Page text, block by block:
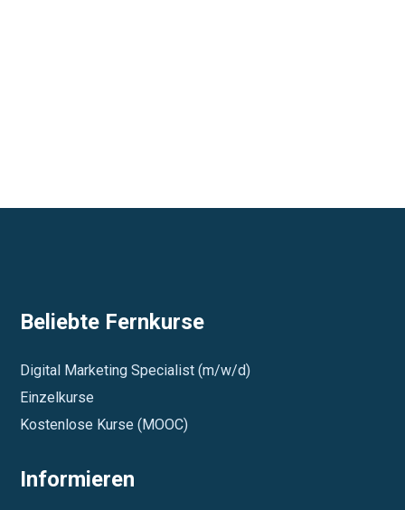
Beliebte Fernkurse
Digital Marketing Specialist (m/w/d)
Einzelkurse
Kostenlose Kurse (MOOC)
Informieren